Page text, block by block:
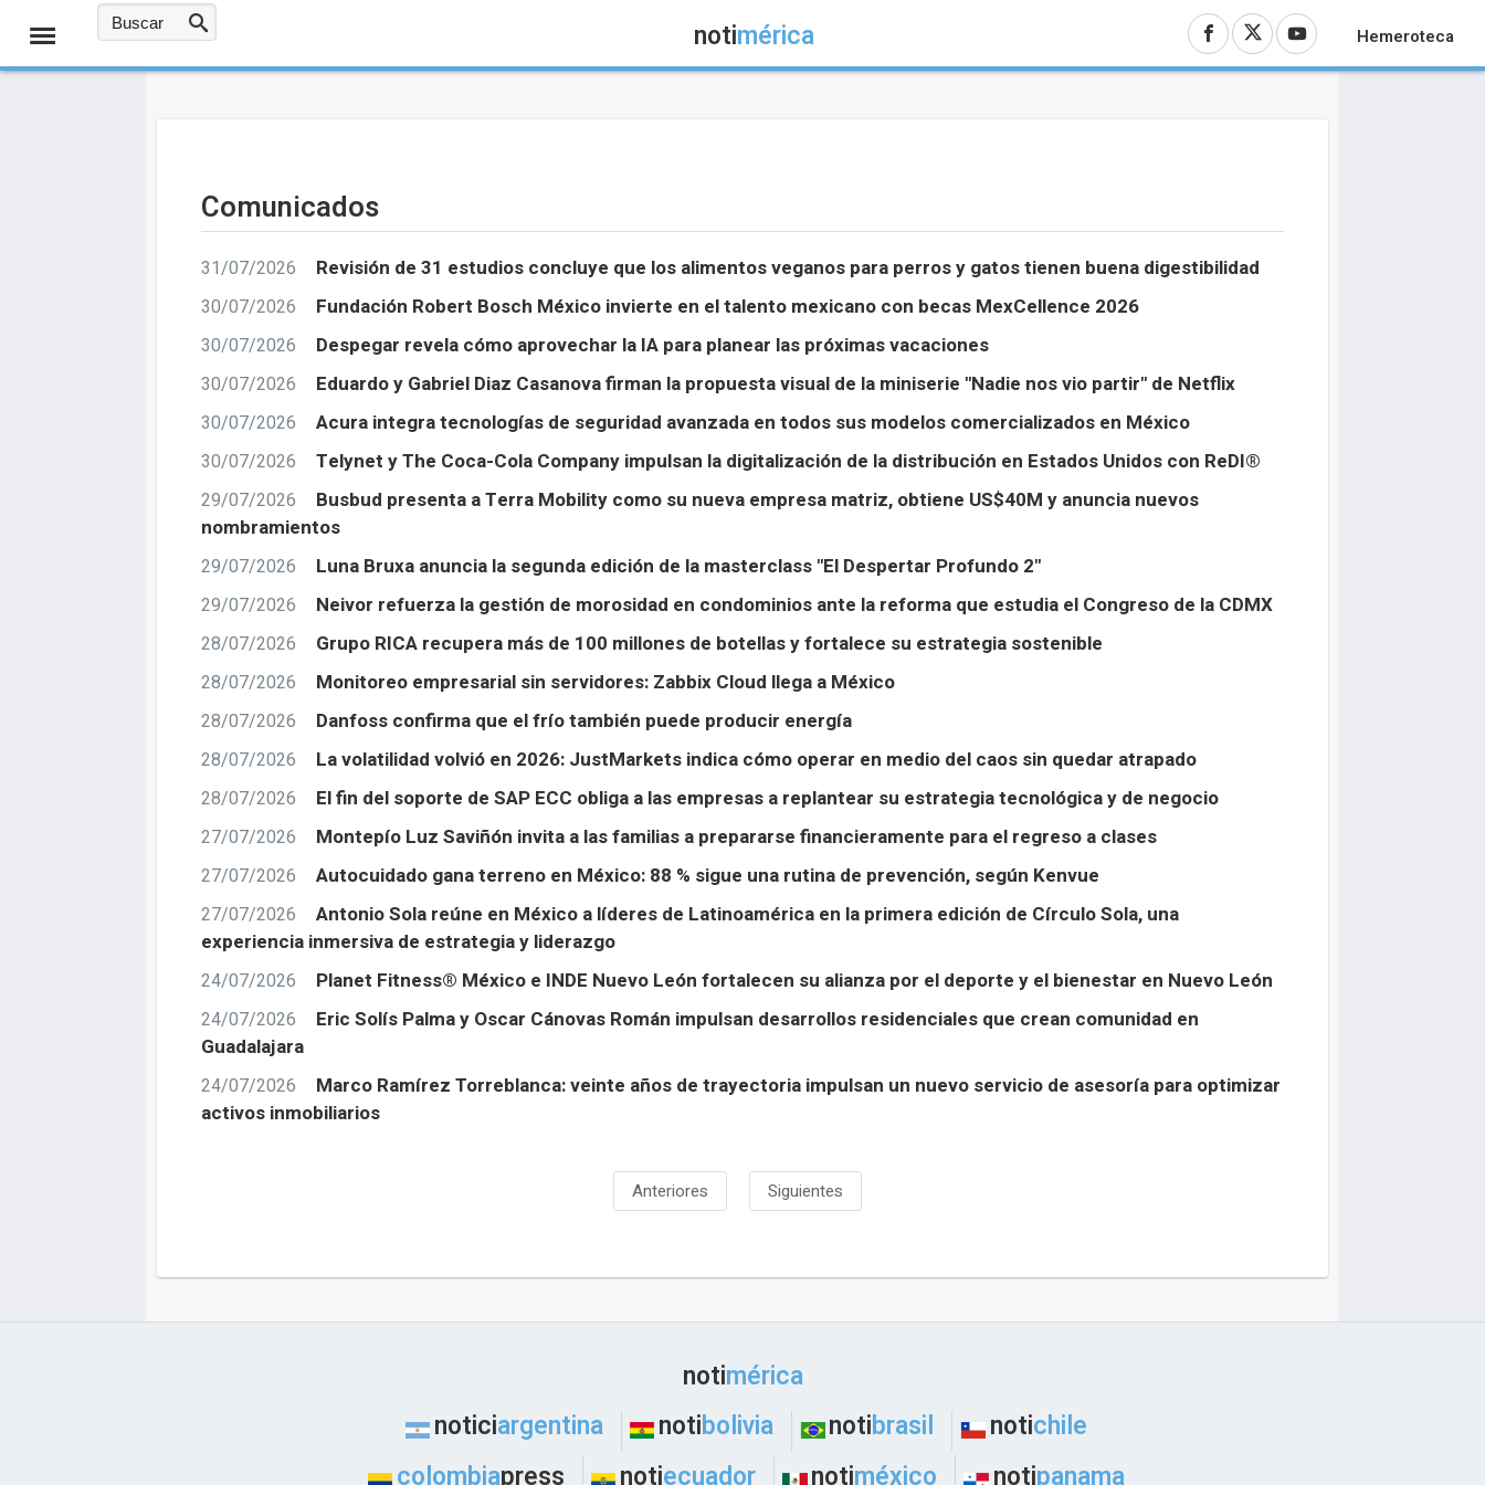
notimérica Hemeroteca
Comunicados
31/07/2026 Revisión de 31 estudios concluye que los alimentos veganos para perros y gatos tienen buena digestibilidad
30/07/2026 Fundación Robert Bosch México invierte en el talento mexicano con becas MexCellence 2026
30/07/2026 Despegar revela cómo aprovechar la IA para planear las próximas vacaciones
30/07/2026 Eduardo y Gabriel Diaz Casanova firman la propuesta visual de la miniserie "Nadie nos vio partir" de Netflix
30/07/2026 Acura integra tecnologías de seguridad avanzada en todos sus modelos comercializados en México
30/07/2026 Telynet y The Coca-Cola Company impulsan la digitalización de la distribución en Estados Unidos con ReDI®
29/07/2026
Busbud presenta a Terra Mobility como su nueva empresa matriz, obtiene US$40M y anuncia nuevos
nombramientos
29/07/2026 Luna Bruxa anuncia la segunda edición de la masterclass "El Despertar Profundo 2"
29/07/2026 Neivor refuerza la gestión de morosidad en condominios ante la reforma que estudia el Congreso de la CDMX
28/07/2026 Grupo RICA recupera más de 100 millones de botellas y fortalece su estrategia sostenible
28/07/2026 Monitoreo empresarial sin servidores: Zabbix Cloud llega a México
28/07/2026 Danfoss confirma que el frío también puede producir energía
28/07/2026 La volatilidad volvió en 2026: JustMarkets indica cómo operar en medio del caos sin quedar atrapado
28/07/2026 El fin del soporte de SAP ECC obliga a las empresas a replantear su estrategia tecnológica y de negocio
27/07/2026 Montepío Luz Saviñón invita a las familias a prepararse financieramente para el regreso a clases
27/07/2026 Autocuidado gana terreno en México: 88 % sigue una rutina de prevención, según Kenvue
27/07/2026
Antonio Sola reúne en México a líderes de Latinoamérica en la primera edición de Círculo Sola, una
experiencia inmersiva de estrategia y liderazgo
24/07/2026 Planet Fitness® México e INDE Nuevo León fortalecen su alianza por el deporte y el bienestar en Nuevo León
24/07/2026
Eric Solís Palma y Oscar Cánovas Román impulsan desarrollos residenciales que crean comunidad en
Guadalajara
24/07/2026
Marco Ramírez Torreblanca: veinte años de trayectoria impulsan un nuevo servicio de asesoría para optimizar
activos inmobiliarios
Anteriores Siguientes
notimérica
noticiargentina notibolivia notibrasil notichile
colombiapress notiecuador notiméxico notipanama